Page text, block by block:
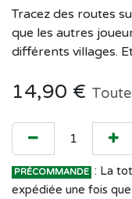
Tracez des routes
que les autres
différents villages.
14,90 €
PRÉCOMMANDE : La
expédiée une fois que